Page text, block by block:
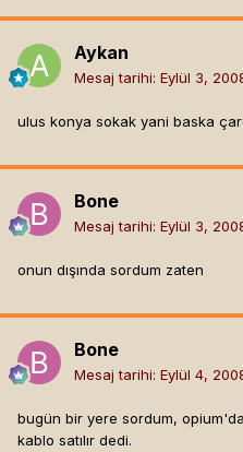
Aykan
Mesaj tarihi: Eylül 3,
ulus konya sokak yani baska
Bone
Mesaj tarihi: Eylül 3,
onun dışında sordum zaten
Bone
Mesaj tarihi: Eylül 4,
bugün bir yere sordum,
kablo satılır dedi.